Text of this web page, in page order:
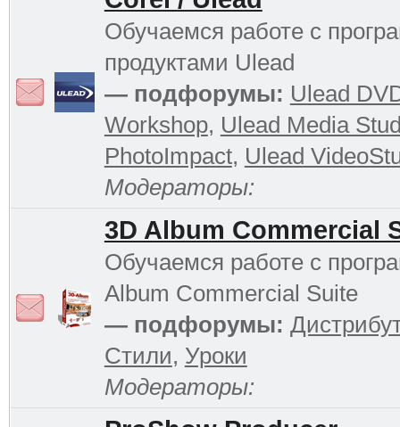
Обучаемся работе с
продуктами Ulead
— подфорумы: Ulead
Workshop, Ulead Media
PhotoImpact, Ulead
Модераторы:
3D Album Commercial
Обучаемся работе с
Album Commercial Suite
— подфорумы:
Стили, Уроки
Модераторы: